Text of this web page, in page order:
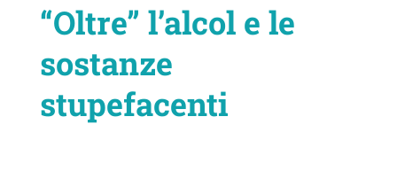
“Oltre” l’alcol e le
sostanze
stupefacenti